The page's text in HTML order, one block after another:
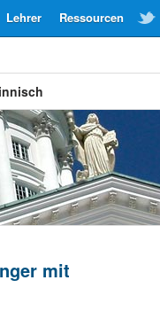
Ressourcen
Lehrer
mit